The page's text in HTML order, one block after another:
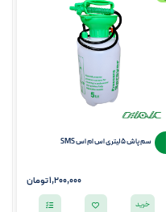
سم پاش 5 لیتری اس ام اس SMS
1,200,000تومان
خرید